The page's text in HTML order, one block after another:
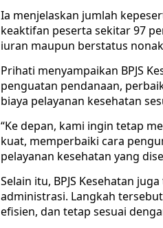
Ia menjelaskan jumlah
keaktifan peserta sekitar 97
iuran maupun berstatus
Prihati menyampaikan BPJS
penguatan pendanaan,
biaya pelayanan kesehatan
“Ke depan, kami ingin tetap
kuat, memperbaiki cara
pelayanan kesehatan yang
Selain itu, BPJS Kesehatan
administrasi. Langkah
efisien, dan tetap sesuai